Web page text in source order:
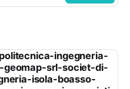
ingegneria-
srl-societ-di-
isola-boasso-